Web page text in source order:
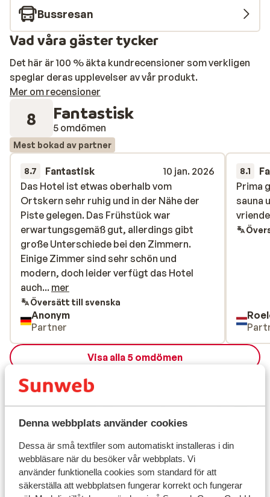
Denna webbplats använder cookies
Dessa är små textfiler som automatiskt installeras i din
webbläsare när du besöker vår webbplats. Vi
använder funktionella cookies som standard för att
säkerställa att webbplatsen fungerar korrekt och fungerar
Bussresan
Vad våra gäster tycker
Det här är 100 % äkta kundrecensioner som verkligen
speglar deras upplevelser av vår produkt.
Mer om recensioner
8 Fantastisk
5 omdömen
Mest bokad av partner
8.7 Fantastisk
10 jan. 2026
Das Hotel ist etwas oberhalb vom
Ortskern sehr ruhig und in der Nähe der
Piste gelegen. Das Frühstück war
erwartungsgemäß gut, allerdings gibt
große Unterschiede bei den Zimmern.
Einige Zimmer sind sehr schön und
modern, doch leider verfügt das Hotel
auch über ältere Zimmer, die nicht dem
beschriebenen Standard entsprechen.
Das Hotel ist etwas oberhalb vom
Ortskern sehr ruhig und in der Nähe der
Piste gelegen. Das Frühstück war
erwartungsgemäß gut, allerdings gibt
große Unterschiede bei den Zimmern.
Einige Zimmer sind sehr schön und
modern, doch leider verfügt das Hotel
auch... mer
Översätt till svenska
Anonym
Partner
8.1
Prima
sauna
Prima
sauna
Visa alla 5 omdömen
Läge
Visa på karta